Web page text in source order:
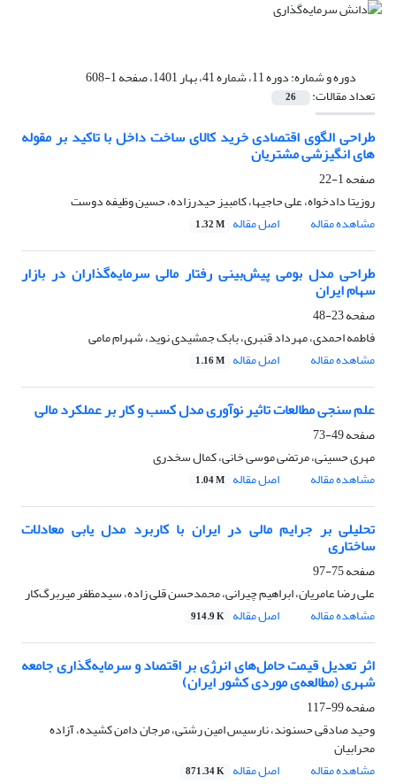
دوره و شماره:دوره 11، شماره 41، بهار 1401، صفحه 1-608
تعداد مقالات: 26
طراحی الگوی اقتصادی خرید کالای ساخت داخل با تاکید بر مقوله
های انگیزشی مشتریان
صفحه1-22
روزیتا دادخواه، علی حاجیها، کامبیز حیدرزاده، حسین وظیفه دوست
مشاهده مقاله
اصل مقاله 1.32 M
طراحی مدل بومی پیش‌بینی رفتار مالی سرمایه‌گذاران در بازار
سهام ایران
صفحه23-48
فاطمه احمدی، مهرداد قنبری، بابک جمشیدی نوید، شهرام مامی
مشاهده مقاله
اصل مقاله 1.16 M
علم سنجی مطالعات تاثیر نوآوری مدل کسب و کار بر عملکرد مالی
صفحه49-73
مهری حسینی، مرتضی موسی خانی، کمال سخدری
مشاهده مقاله
اصل مقاله 1.04 M
تحلیلی بر جرایم مالی در ایران با کاربرد مدل یابی معادلات
ساختاری
صفحه75-97
علی رضا عامریان، ابراهیم چیرانی، محمدحسن قلی زاده، سیدمظفر میربرگ‌کار
مشاهده مقاله
اصل مقاله 914.9 K
اثر تعدیل قیمت حامل‌های انرژی بر اقتصاد و سرمایه‌گذاری جامعه
شهری (مطالعه‌ی موردی کشور ایران)
صفحه99-117
وحید صادقی حسنوند، نارسیس امین رشتی، مرجان دامن کشیده، آزاده
محرابیان
مشاهده مقاله
اصل مقاله 871.34 K